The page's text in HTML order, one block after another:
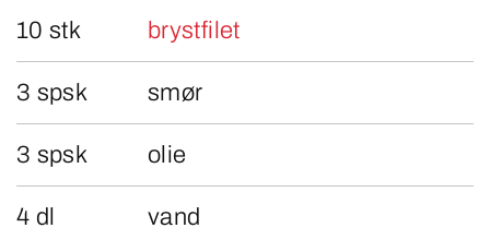
10 stk
brystfilet
3 spsk smør
3 spsk olie
4 dl vand